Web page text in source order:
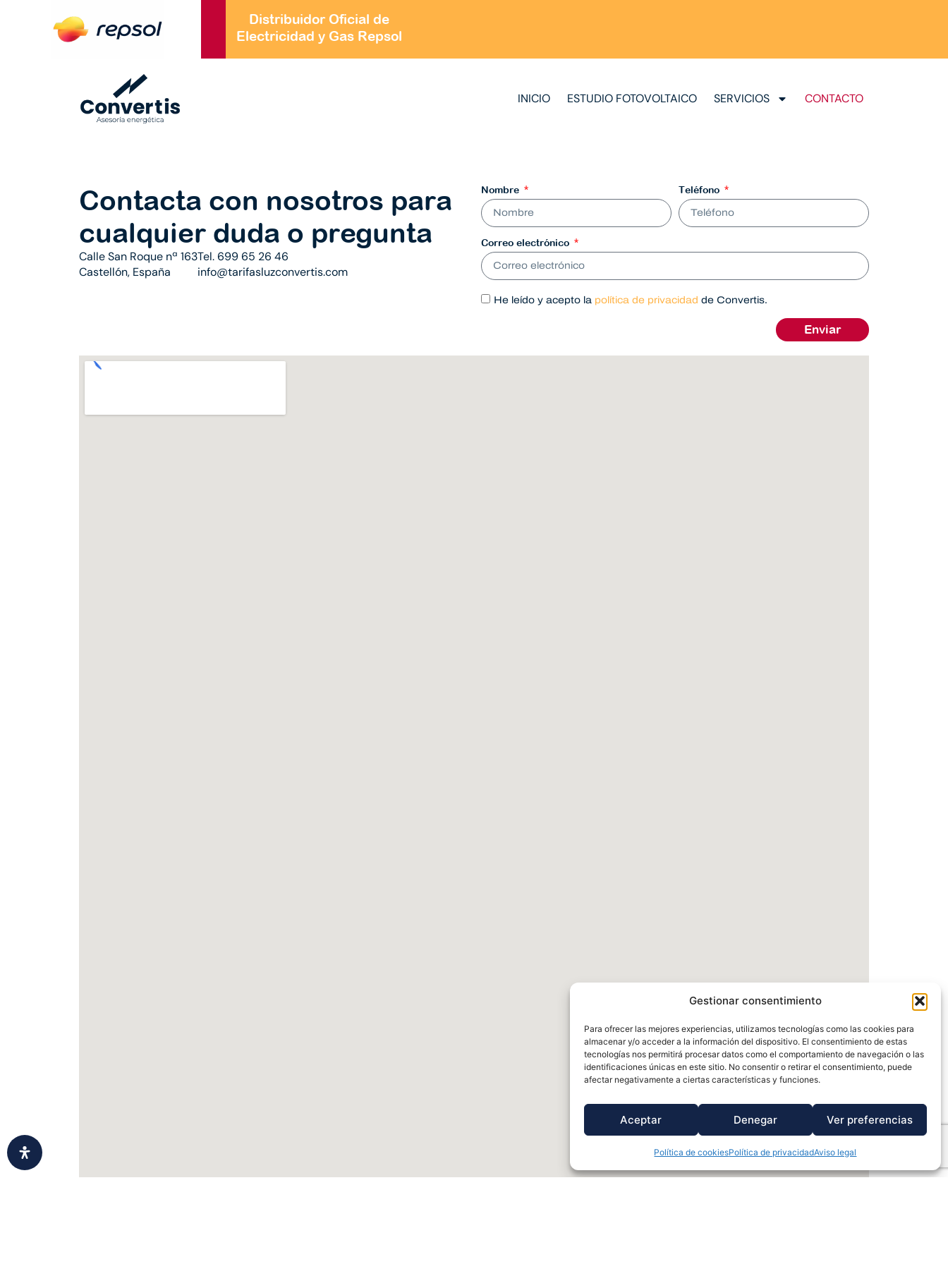
Gestionar consentimiento
Para ofrecer las mejores experiencias, utilizamos tecnologías como las cookies para
almacenar y/o acceder a la información del dispositivo. El consentimiento de estas
tecnologías nos permitirá procesar datos como el comportamiento de navegación o las
identificaciones únicas en este sitio. No consentir o retirar el consentimiento, puede
afectar negativamente a ciertas características y funciones.
Aceptar Denegar Ver preferencias
Política de cookiesPolítica de privacidadAviso legal
Distribuidor Oficial de
Electricidad y Gas Repsol
INICIO ESTUDIO FOTOVOLTAICO SERVICIOS CONTACTO
Contacta con nosotros para
cualquier duda o pregunta
Calle San Roque nª 163
Castellón, España
Tel. 699 65 26 46
info@tarifasluzconvertis.com
Nombre Teléfono
Correo electrónico
He leído y acepto la política de privacidad de Convertis.
Enviar